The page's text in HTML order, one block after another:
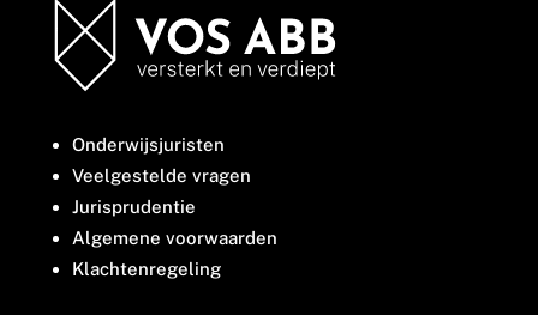
Onderwijsjuristen
Veelgestelde vragen
Jurisprudentie
Algemene voorwaarden
Klachtenregeling